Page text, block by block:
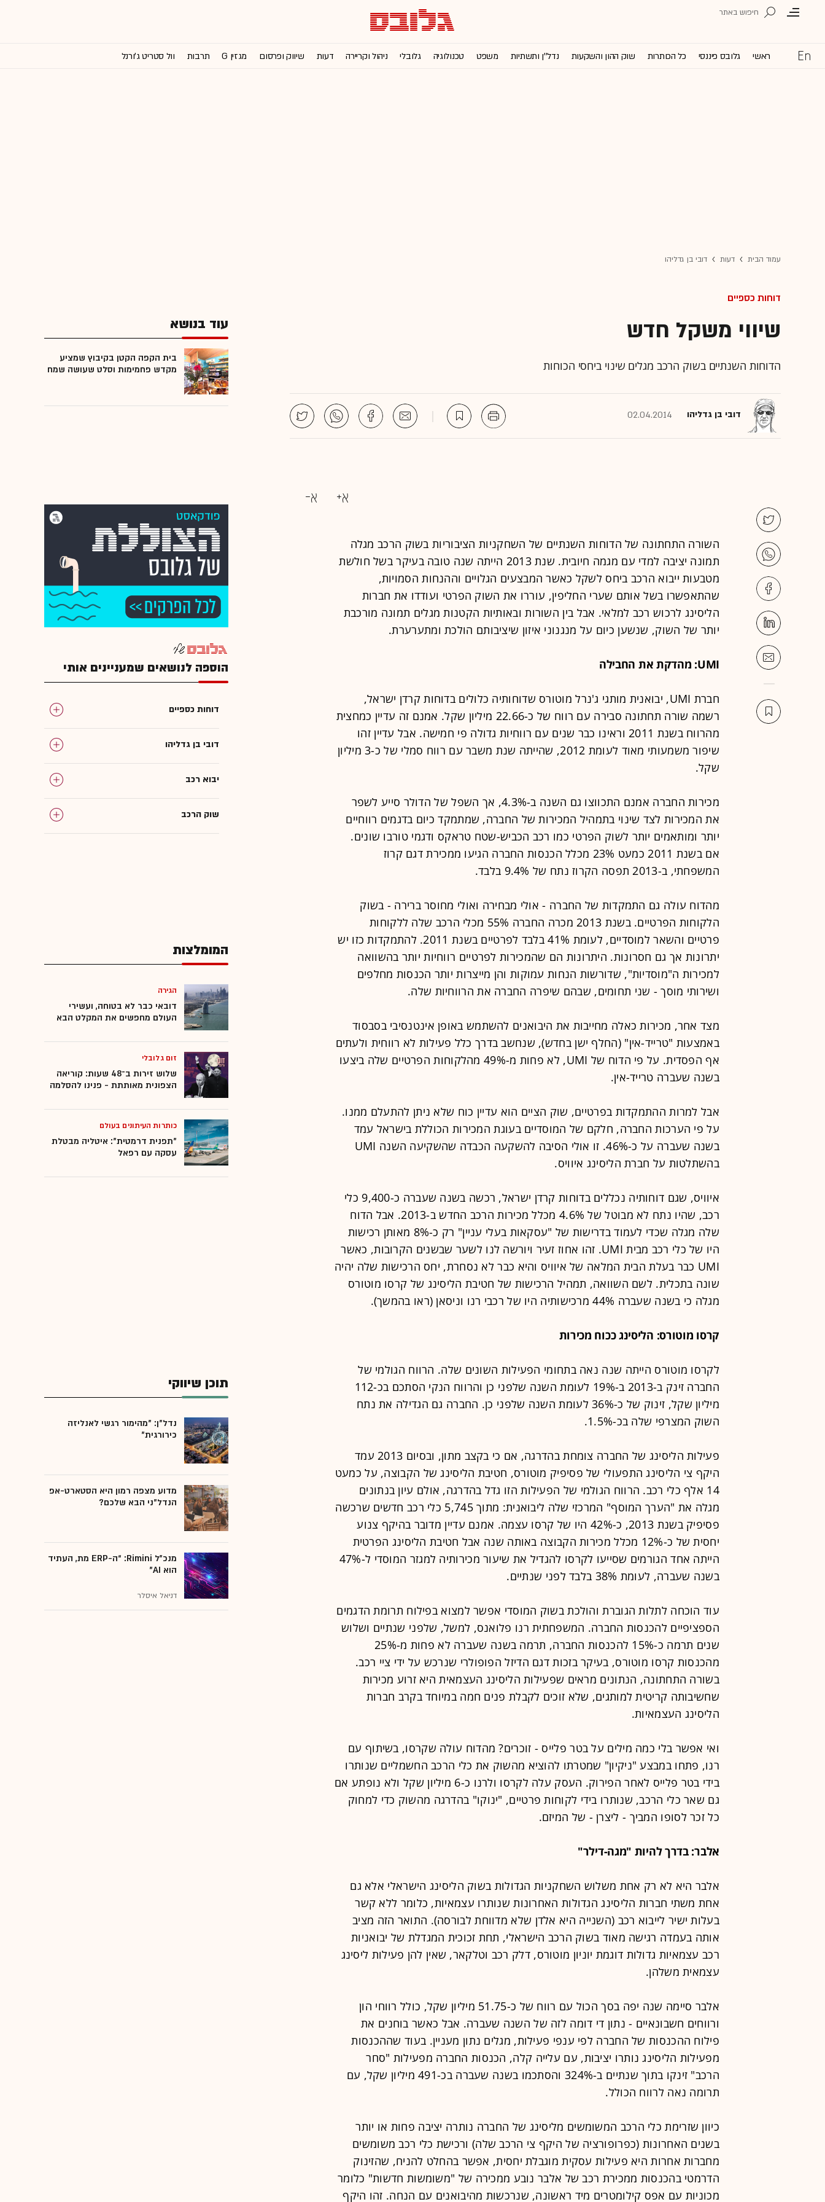
ראשי גלובס פיננסי כל הכותרות שוק ההון והשקעות נדל''ן ותשתיות משפט טכנולוגיה גלובלי ניהול וקריירה דעות שיווק ופרסום מגזין G תרבות וול סטריט ג'ורנל
עמוד הבית דעות דובי בן גדליהו
דוחות כספיים
שיווי משקל חדש
הדוחות השנתיים בשוק הרכב מגלים שינוי ביחסי הכוחות
דובי בן גדליהו 02.04.2014
השורה התחתונה של הדוחות השנתיים של השחקניות הציבוריות בשוק הרכב מגלה
תמונה יציבה למדי עם מגמה חיובית. שנת 2013 הייתה שנה טובה בעיקר בשל חולשת
מטבעות ייבוא הרכב ביחס לשקל כאשר המבצעים הגלויים וההנחות הסמויות,
שהתאפשרו בשל אותם שערי החליפין, עוררו את השוק הפרטי ועודדו את חברות
הליסינג לרכוש רכב למלאי. אבל בין השורות ובאותיות הקטנות מגלים תמונה מורכבת
יותר של השוק, שנשען כיום על מנגנוני איזון שיציבותם הולכת ומתערערת.
UMI: מהדקת את החבילה
חברת UMI, יבואנית מותגי ג'נרל מוטורס שדוחותיה כלולים בדוחות קרדן ישראל,
רשמה שורה תחתונה סבירה עם רווח של כ-22.66 מיליון שקל. אמנם זה עדיין כמחצית
מהרווח בשנת 2011 וראינו כבר שנים עם רווחיות גדולה פי חמישה. אבל עדיין זהו
שיפור משמעותי מאוד לעומת 2012, שהייתה שנת משבר עם רווח סמלי של כ-3 מיליון
שקל.
מכירות החברה אמנם התכווצו גם השנה ב-4.3%, אך השפל של הדולר סייע לשפר
את המכירות לצד שינוי בתמהיל המכירות של החברה, שמתמקד כיום בדגמים רווחיים
יותר ומותאמים יותר לשוק הפרטי כמו רכב הכביש-שטח טראקס ודגמי טורבו שונים.
אם בשנת 2011 כמעט 23% מכלל הכנסות החברה הגיעו ממכירת דגם קרוז
המשפחתי, ב-2013 תפסה הקרוז נתח של 9.4% בלבד.
מהדוח עולה גם התמקדות של החברה - אולי מבחירה ואולי מחוסר ברירה - בשוק
הלקוחות הפרטיים. בשנת 2013 מכרה החברה 55% מכלי הרכב שלה ללקוחות
פרטיים והשאר למוסדיים, לעומת 41% בלבד לפרטיים בשנת 2011. להתמקדות כזו יש
יתרונות אך גם חסרונות. היתרונות הם שהמכירות לפרטיים רווחיות יותר בהשוואה
למכירות ה"מוסדיות", שדורשות הנחות עמוקות והן מייצרות יותר הכנסות מחלפים
ושירותי מוסך - שני תחומים, שבהם שיפרה החברה את הרווחיות שלה.
מצד אחר, מכירות כאלה מחייבות את היבואנים להשתמש באופן אינטנסיבי בסבסוד
באמצעות "טרייד-אין" (החלף ישן בחדש), שנחשב בדרך כלל פעילות לא רווחית ולעתים
אף הפסדית. על פי הדוח של UMI, לא פחות מ-49% מהלקוחות הפרטיים שלה ביצעו
בשנה שעברה טרייד-אין.
אבל למרות ההתמקדות בפרטיים, שוק הציים הוא עדיין כוח שלא ניתן להתעלם ממנו.
על פי הערכות החברה, חלקם של המוסדיים בעוגת המכירות הכוללת בישראל עמד
בשנה שעברה על כ-46%. זו אולי הסיבה להשקעה הכבדה שהשקיעה השנה UMI
בהשתלטות על חברת הליסינג איוויס.
איוויס, שגם דוחותיה נכללים בדוחות קרדן ישראל, רכשה בשנה שעברה כ-9,400 כלי
רכב, שהיו נתח לא מבוטל של 4.6% מכלל מכירות הרכב החדש ב-2013. אבל הדוח
שלה מגלה שכדי לעמוד בדרישות של "עסקאות בעלי עניין" רק כ-8% מאותן רכישות
היו של כלי רכב מבית UMI. זהו אחוז זעיר ויורשה לנו לשער שבשנים הקרובות, כאשר
UMI כבר בעלת הבית המלאה של איוויס והיא כבר לא נסחרת, יחס הרכישות שלה יהיה
שונה בתכלית. לשם השוואה, תמהיל הרכישות של חטיבת הליסינג של קרסו מוטורס
מגלה כי בשנה שעברה 44% מרכישותיה היו של רכבי רנו וניסאן (ראו בהמשך).
קרסו מוטורס: הליסינג ככוח מכירות
לקרסו מוטורס הייתה שנה נאה בתחומי הפעילות השונים שלה. הרווח הגולמי של
החברה זינק ב-2013 ב-19% לעומת השנה שלפני כן והרווח הנקי הסתכם בכ-112
מיליון שקל, זינוק של כ-36% לעומת השנה שלפני כן. החברה גם הגדילה את נתח
השוק המצרפי שלה בכ-1.5%.
פעילות הליסינג של החברה צומחת בהדרגה, אם כי בקצב מתון, ובסיום 2013 עמד
היקף צי הליסינג התפעולי של פסיפיק מוטורס, חטיבת הליסינג של הקבוצה, על כמעט
14 אלף כלי רכב. הרווח הגולמי של הפעילות הזו גדל בהדרגה, אולם עיון בנתונים
מגלה את "הערך המוסף" המרכזי שלה ליבואנית: מתוך 5,745 כלי רכב חדשים שרכשה
פסיפיק בשנת 2013, כ-42% היו של קרסו עצמה. אמנם עדיין מדובר בהיקף צנוע
יחסית של כ-12% מכלל מכירות הקבוצה באותה שנה אבל חטיבת הליסינג הפרטית
הייתה אחד הגורמים שסייעו לקרסו להגדיל את שיעור מכירותיה למגזר המוסדי ל-47%
בשנה שעברה, לעומת 38% בלבד לפני שנתיים.
עוד הוכחה לתלות הגוברת והולכת בשוק המוסדי אפשר למצוא בפילוח תרומת הדגמים
הספציפיים להכנסות החברה. המשפחתית רנו פלואנס, למשל, שלפני שנתיים ושלוש
שנים תרמה כ-15% להכנסות החברה, תרמה בשנה שעברה לא פחות מ-25%
מהכנסות קרסו מוטורס, בעיקר בזכות דגם הדיזל הפופולרי שנרכש על ידי ציי רכב.
בשורה התחתונה, הנתונים מראים שפעילות הליסינג העצמאית היא זרוע מכירות
שחשיבותה קריטית למותגים, שלא זוכים לקבלת פנים חמה במיוחד בקרב חברות
הליסינג העצמאיות.
ואי אפשר בלי כמה מילים על בטר פלייס - זוכרים? מהדוח עולה שקרסו, בשיתוף עם
רנו, פתחו במבצע "ניקיון" שמטרתו להוציא מהשוק את כלי הרכב החשמליים שנותרו
בידי בטר פלייס לאחר הפירוק. העסק עלה לקרסו ולרנו כ-6 מיליון שקל ולא נופתע אם
גם שאר כלי הרכב, שנותרו בידי לקוחות פרטיים, "ינוקו" בהדרגה מהשוק כדי למחוק
כל זכר לסופו המביך - ליצרן - של המיזם.
אלבר: בדרך להיות "מגה-דילר"
אלבר היא לא רק אחת משלוש השחקניות הגדולות בשוק הליסינג הישראלי אלא גם
אחת משתי חברות הליסינג הגדולות האחרונות שנותרו עצמאיות, כלומר ללא קשר
בעלות ישיר לייבוא רכב (השנייה היא אלדן שלא מדווחת לבורסה). התואר הזה מציב
אותה בעמדה רגישה מאוד בשוק הרכב הישראלי, תחת זכוכית המגדלת של יבואניות
רכב עצמאיות גדולות דוגמת יוניון מוטורס, דלק רכב וטלקאר, שאין להן פעילות ליסינג
עצמאית משלהן.
אלבר סיימה שנה יפה בסך הכול עם רווח של כ-51.75 מיליון שקל, כולל רווחי הון
ורווחים חשבונאיים - נתון די דומה לזה של השנה שעברה. אבל כאשר בוחנים את
פילוח ההכנסות של החברה לפי ענפי פעילות, מגלים נתון מעניין. בעוד שההכנסות
מפעילות הליסינג נותרו יציבות, עם עלייה קלה, הכנסות החברה מפעילות "סחר
הרכב" זינקו בתוך שנתיים ב-324% והסתכמו בשנה שעברה בכ-491 מיליון שקל, עם
תרומה נאה לרווח הכולל.
כיוון שזרימת כלי הרכב המשומשים מליסינג של החברה נותרה יציבה פחות או יותר
בשנים האחרונות (כפרופורציה של היקף צי הרכב שלה) ורכישת כלי רכב משומשים
מחברות אחרות היא פעילות עסקית מוגבלת יחסית, אפשר בהחלט להניח, שהזינוק
הדרמטי בהכנסות ממכירת רכב של אלבר נובע ממכירה של "משומשות חדשות" כלומר
מכוניות עם אפס קילומטרים מיד ראשונה, שנרכשות מהיבואנים עם הנחה. זהו היקף
עוד בנושא
בית הקפה הקטן בקיבוץ שמציע
מקדש פחמימות וסלט שעושה שמח
הוספה לנושאים שמעניינים אותי
דוחות כספיים
דובי בן גדליהו
יבוא רכב
שוק הרכב
המומלצות
הגירה
דובאי כבר לא בטוחה, ועשירי
העולם מחפשים את המקלט הבא
זום גלובלי
שלוש זירות ב־48 שעות: קוריאה
הצפונית מאותתת - פנינו להסלמה
כותרות העיתונים בעולם
"תפנית דרמטית": איטליה מבטלת
עסקה עם רפאל
תוכן שיווקי
נדל"ן: "מהימור רגשי לאנליזה
כירורגית"
מדוע מצפה רמון היא הסטארט-אפ
הנדל"ני הבא שלכם?
מנכ״ל Rimini: “ה-ERP מת, העתיד
הוא AI"
דניאל איסלר